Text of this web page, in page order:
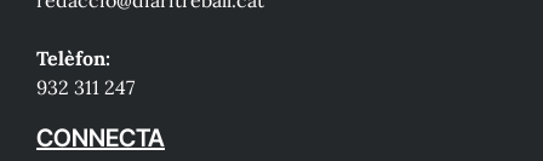
Telèfon:
932 311 247
CONNECTA